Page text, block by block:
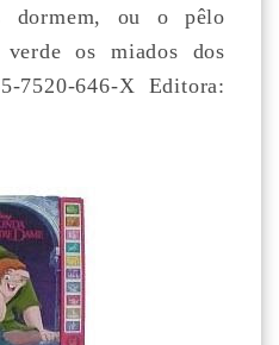
dormem, ou o pêlo
os miados dos
7520-646-X Editora: